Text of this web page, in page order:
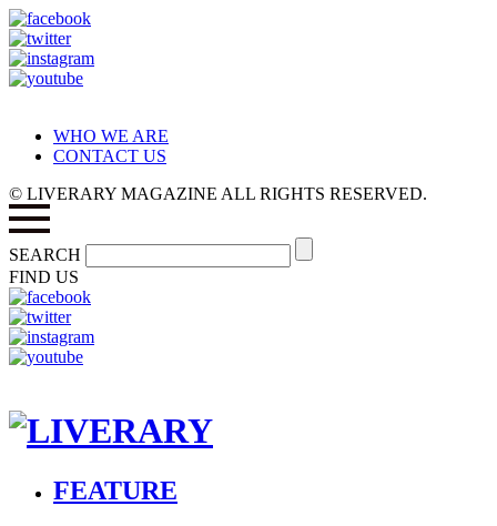
WHO WE ARE
CONTACT US
© LIVERARY MAGAZINE ALL RIGHTS RESERVED.
SEARCH
FIND US
FEATURE